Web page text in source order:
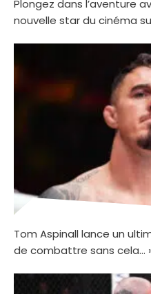
Plongez dans l’aventure
nouvelle star du cinéma
Tom Aspinall lance un
de combattre sans cela…